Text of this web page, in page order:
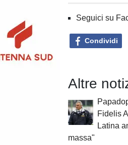
Seguici su
Condividi
Altre
Fidelis
Latina
massa"